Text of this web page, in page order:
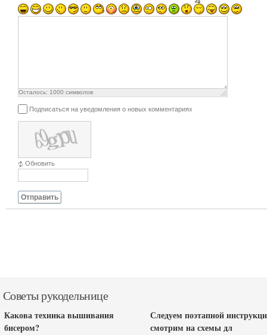
Осталось: 1000 символов
Подписаться на уведомления о новых комментариях
Обновить
Отправить
Советы рукодельнице
Какова техника вышивания
бисером?
Следуем поэтапной
смотрим на схемы дл